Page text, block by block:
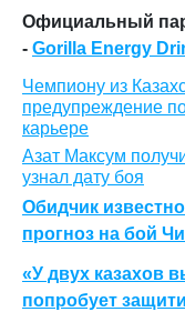
Официальный
- Gorilla Energy
Чемпиону из
предупреждение
карьере
Азат Максум
узнал дату боя
Обидчик
прогноз на бой
«У двух казахов
попробует